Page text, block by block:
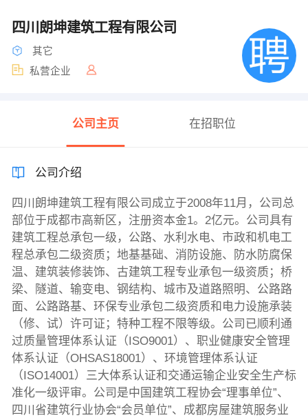
四川朗坤建筑工程有限公司
其它
私营企业
公司主页 在招职位
公司介绍
四川朗坤建筑工程有限公司成立于2008年11月，公司总
部位于成都市高新区，注册资本金1。2亿元。公司具有
建筑工程总承包一级，公路、水利水电、市政和机电工
程总承包二级资质；地基基础、消防设施、防水防腐保
温、建筑装修装饰、古建筑工程专业承包一级资质；桥
梁、隧道、输变电、钢结构、城市及道路照明、公路路
面、公路路基、环保专业承包二级资质和电力设施承装
（修、试）许可证；特种工程不限等级。公司已顺利通
过质量管理体系认证（ISO9001）、职业健康安全管理
体系认证（OHSAS18001）、环境管理体系认证
（ISO14001）三大体系认证和交通运输企业安全生产标
准化一级评审。公司是中国建筑工程协会“理事单位”、
四川省建筑行业协会“会员单位”、成都房屋建筑服务业